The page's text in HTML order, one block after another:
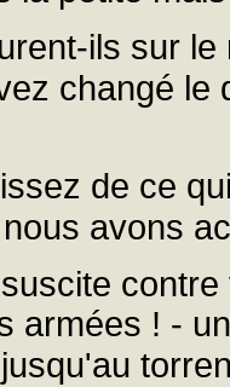
ils sur
changé le
de ce
avons
armées ! -